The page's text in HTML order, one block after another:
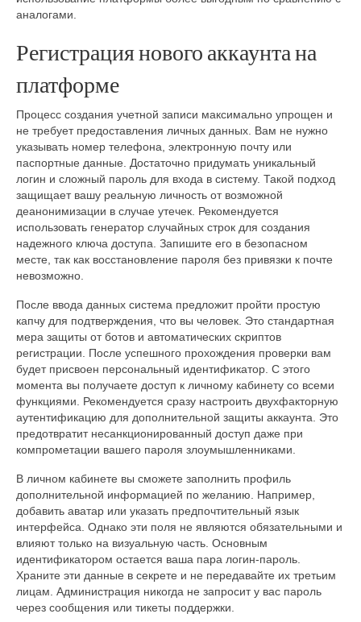
аналогами.
Регистрация нового аккаунта на
платформе
Процесс создания учетной записи максимально упрощен и
не требует предоставления личных данных. Вам не нужно
указывать номер телефона, электронную почту или
паспортные данные. Достаточно придумать уникальный
логин и сложный пароль для входа в систему. Такой подход
защищает вашу реальную личность от возможной
деанонимизации в случае утечек. Рекомендуется
использовать генератор случайных строк для создания
надежного ключа доступа. Запишите его в безопасном
месте, так как восстановление пароля без привязки к почте
невозможно.
После ввода данных система предложит пройти простую
капчу для подтверждения, что вы человек. Это стандартная
мера защиты от ботов и автоматических скриптов
регистрации. После успешного прохождения проверки вам
будет присвоен персональный идентификатор. С этого
момента вы получаете доступ к личному кабинету со всеми
функциями. Рекомендуется сразу настроить двухфакторную
аутентификацию для дополнительной защиты аккаунта. Это
предотвратит несанкционированный доступ даже при
компрометации вашего пароля злоумышленниками.
В личном кабинете вы сможете заполнить профиль
дополнительной информацией по желанию. Например,
добавить аватар или указать предпочтительный язык
интерфейса. Однако эти поля не являются обязательными и
влияют только на визуальную часть. Основным
идентификатором остается ваша пара логин-пароль.
Храните эти данные в секрете и не передавайте их третьим
лицам. Администрация никогда не запросит у вас пароль
через сообщения или тикеты поддержки.